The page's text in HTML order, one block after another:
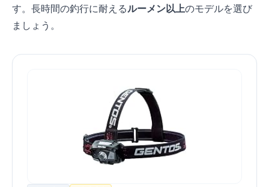
す。長時間の釣行に耐える200ルーメン以上のモデルを選び
ましょう。